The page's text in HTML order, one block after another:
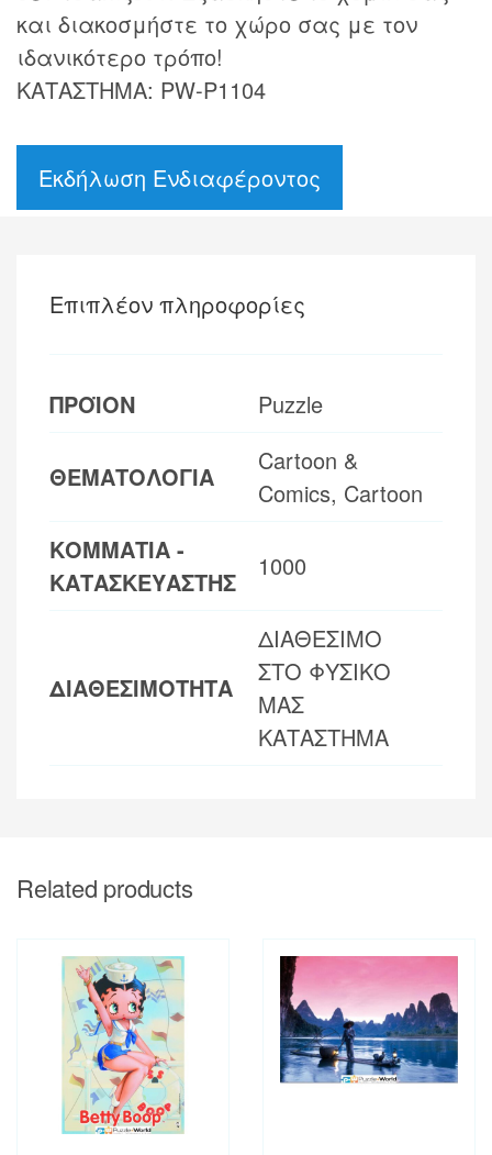
και διακοσμήστε το χώρο σας με τον
ιδανικότερο τρόπο!
ΚΑΤΑΣΤΗΜΑ: PW-P1104
Εκδήλωση Ενδιαφέροντος
Επιπλέον πληροφορίες
ΠΡΟΪΟΝ Puzzle
ΘΕΜΑΤΟΛΟΓΙΑ
Cartoon &
Comics, Cartoon
ΚΟΜΜΑΤΙΑ -
ΚΑΤΑΣΚΕΥΑΣΤΗΣ
1000
ΔΙΑΘΕΣΙΜΟΤΗΤΑ
ΔΙΑΘΕΣΙΜΟ
ΣΤΟ ΦΥΣΙΚΟ
ΜΑΣ
ΚΑΤΑΣΤΗΜΑ
Related products